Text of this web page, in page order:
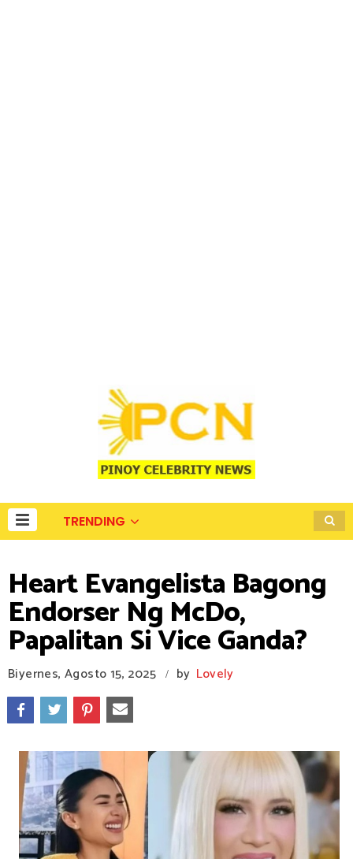
TRENDING
Heart Evangelista Bagong
Endorser Ng McDo,
Papalitan Si Vice Ganda?
Biyernes, Agosto 15, 2025 / by Lovely